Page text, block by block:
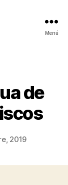
Menú
de
2019